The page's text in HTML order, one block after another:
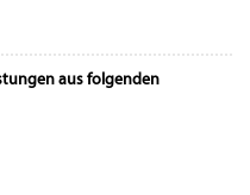
aus folgenden